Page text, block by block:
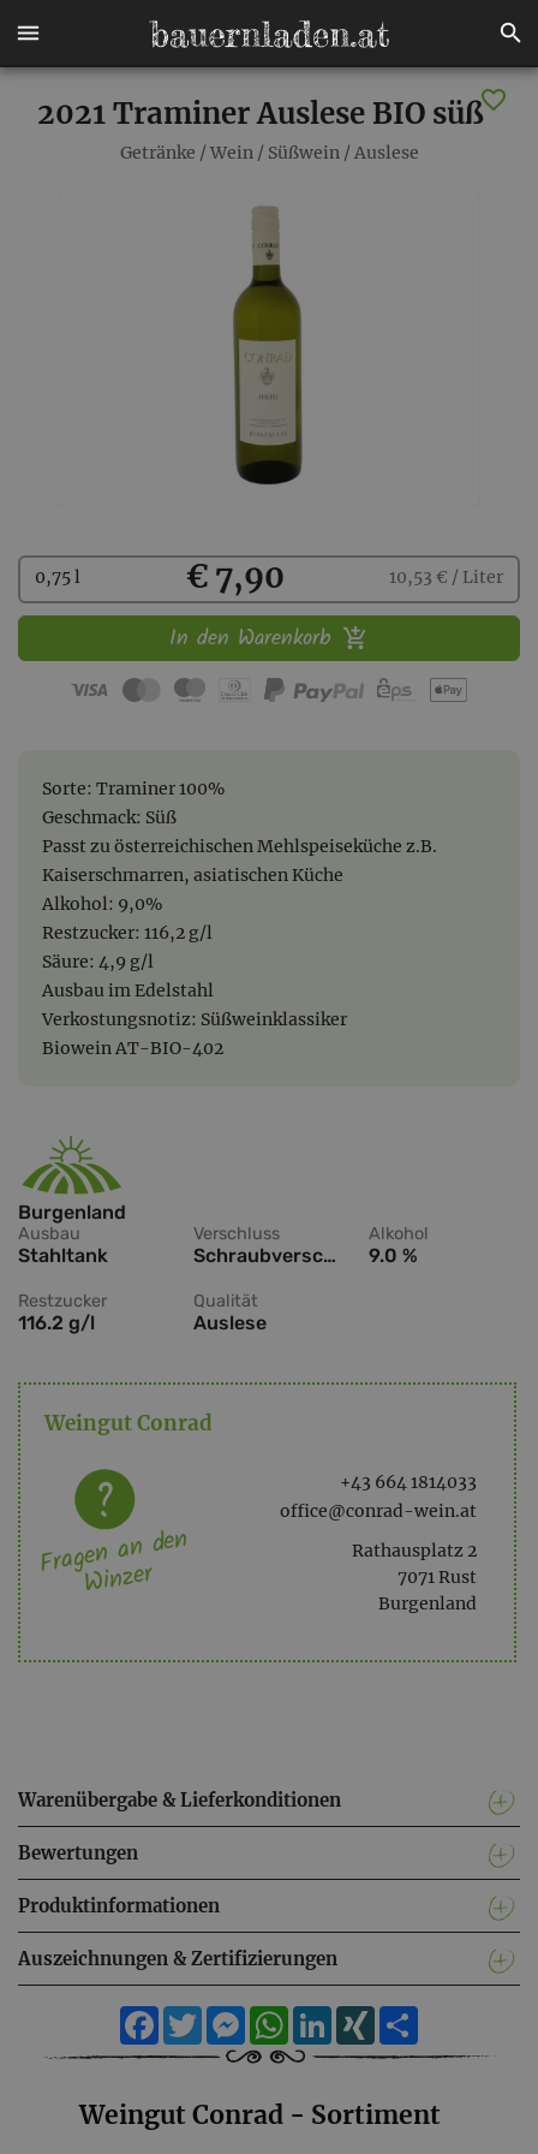
2021 Traminer Auslese BIO süß
Getränke / Wein/ Süßwein/ Auslese
Kaufen
0,75 l € 7,90 10,53 € / Liter
In den Warenkorb
Sorte: Traminer 100%
Geschmack: Süß
Passt zu österreichischen Mehlspeiseküche z.B.
Kaiserschmarren, asiatischen Küche
Alkohol: 9,0%
Restzucker: 116,2 g/l
Säure: 4,9 g/l
Ausbau im Edelstahl
Verkostungsnotiz: Süßweinklassiker
Biowein AT-BIO-402
Burgenland
Ausbau
Stahltank
Verschluss
Schraubverschluss
Alkohol
9.0 %
Restzucker
116.2 g/l
Qualität
Auslese
Weingut Conrad
+43 664 1814033
office@conrad-wein.at
Rathausplatz 2
7071 Rust
Burgenland
Fragen an den
Winzer
Warenübergabe & Lieferkonditionen
Bewertungen
Produktinformationen
Auszeichnungen & Zertifizierungen
FacebookTwitterMessengerWhatsApp
LinkedIn
XING
Weingut Conrad - Sortiment